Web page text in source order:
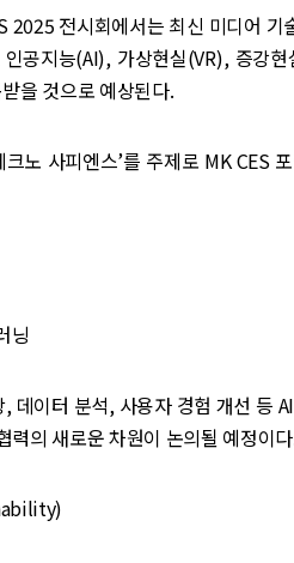
2025 전시회에서는 최신 미디어
공지능(AI), 가상현실(VR), 증강
을 것으로 예상된다.
노 사피엔스’를 주제로 MK CES
닝
데이터 분석, 사용자 경험 개선 등
력의 새로운 차원이 논의될 예정이